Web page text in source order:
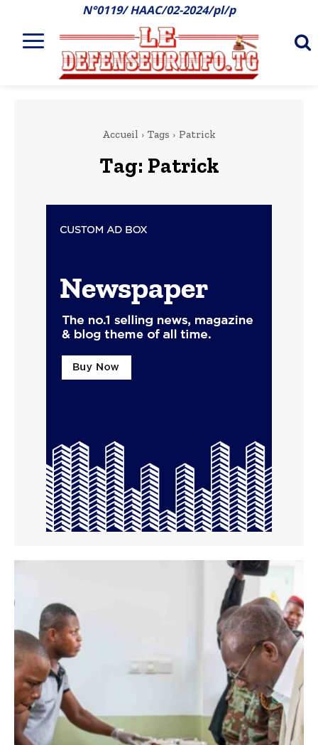
N°0119/ HAAC/02-2024/pl/p
Accueil Tags Patrick
Tag: Patrick